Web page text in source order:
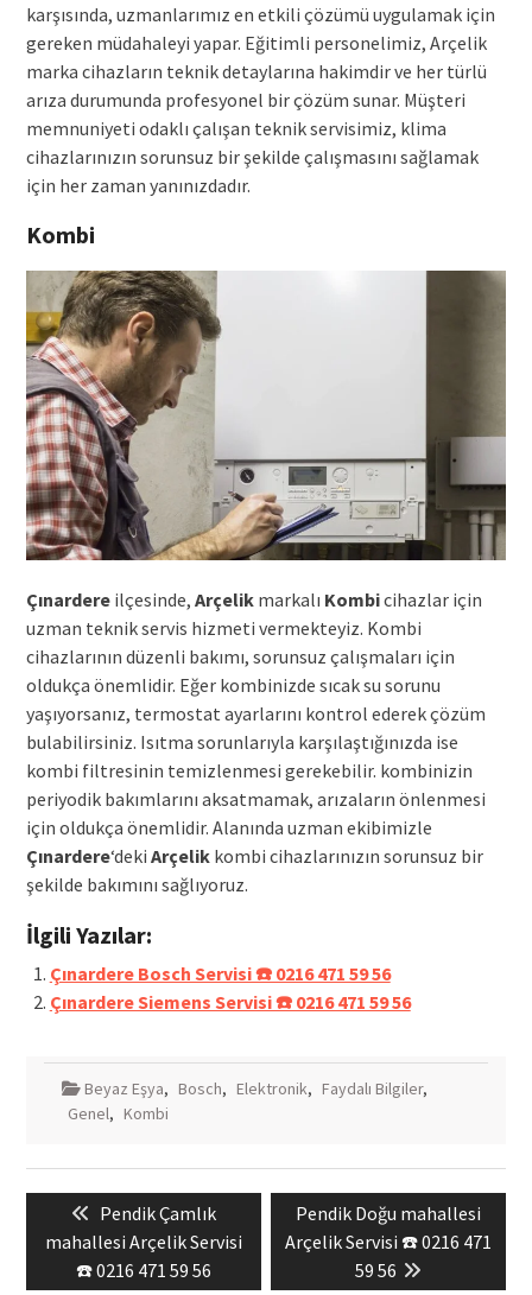
karşısında, uzmanlarımız en etkili çözümü uygulamak için
gereken müdahaleyi yapar. Eğitimli personelimiz, Arçelik
marka cihazların teknik detaylarına hakimdir ve her türlü
arıza durumunda profesyonel bir çözüm sunar. Müşteri
memnuniyeti odaklı çalışan teknik servisimiz, klima
cihazlarınızın sorunsuz bir şekilde çalışmasını sağlamak
için her zaman yanınızdadır.
Kombi
Çınardereilçesinde, Arçelikmarkalı Kombicihazlar için
uzman teknik servis hizmeti vermekteyiz. Kombi
cihazlarının düzenli bakımı, sorunsuz çalışmaları için
oldukça önemlidir. Eğer kombinizde sıcak su sorunu
yaşıyorsanız, termostat ayarlarını kontrol ederek çözüm
bulabilirsiniz. Isıtma sorunlarıyla karşılaştığınızda ise
kombi filtresinin temizlenmesi gerekebilir. kombinizin
periyodik bakımlarını aksatmamak, arızaların önlenmesi
için oldukça önemlidir. Alanında uzman ekibimizle
Çınardere‘deki Arçelikkombi cihazlarınızın sorunsuz bir
şekilde bakımını sağlıyoruz.
İlgili Yazılar:
Çınardere Bosch Servisi ☎️ 0216 471 59 56
Çınardere Siemens Servisi ☎️ 0216 471 59 56
Beyaz Eşya, Bosch, Elektronik, Faydalı Bilgiler,
Genel, Kombi
gezinmesiPrevious
post:
Pendik Çamlık
mahallesi Arçelik Servisi
☎️ 0216 471 59 56
Next
post:
Pendik Doğu mahallesi
Arçelik Servisi ☎️ 0216 471
59 56